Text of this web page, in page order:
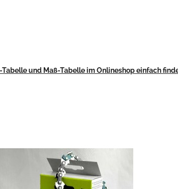
und Maß-Tabelle im Onlineshop einfach